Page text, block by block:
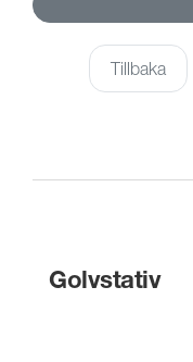
Tillbaka
Golvstativ